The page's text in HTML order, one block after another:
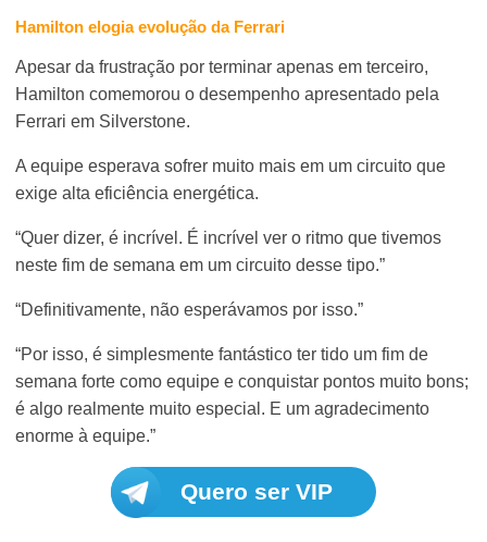
Hamilton elogia evolução da Ferrari
Apesar da frustração por terminar apenas em terceiro,
Hamilton comemorou o desempenho apresentado pela
Ferrari em Silverstone.
A equipe esperava sofrer muito mais em um circuito que
exige alta eficiência energética.
“Quer dizer, é incrível. É incrível ver o ritmo que tivemos
neste fim de semana em um circuito desse tipo.”
“Definitivamente, não esperávamos por isso.”
“Por isso, é simplesmente fantástico ter tido um fim de
semana forte como equipe e conquistar pontos muito bons;
é algo realmente muito especial. E um agradecimento
enorme à equipe.”
Quero ser VIP